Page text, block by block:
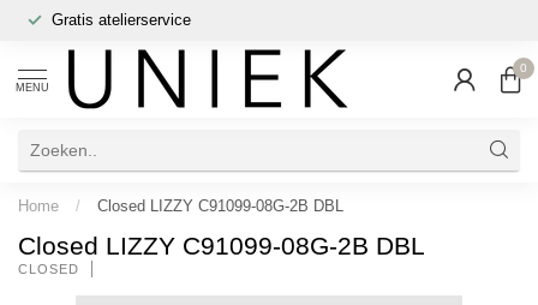
Gratis atelierservice
MENU
0
Home / Closed LIZZY C91099-08G-2B DBL
Closed LIZZY C91099-08G-2B DBL
CLOSED